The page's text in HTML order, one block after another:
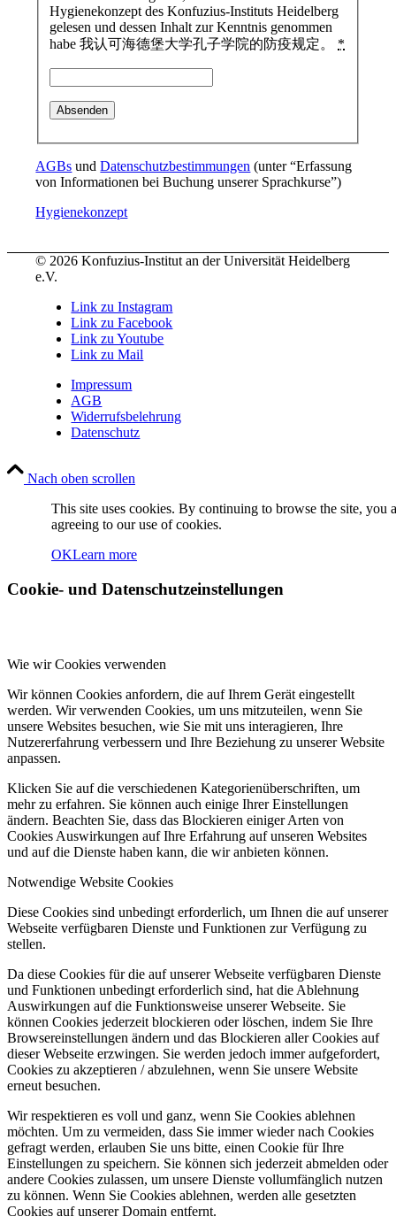
Hygienekonzept des Konfuzius-Instituts Heidelberg
gelesen und dessen Inhalt zur Kenntnis genommen
habe 我认可海德堡大学孔子学院的防疫规定。 *
AGBs undDatenschutzbestimmungen (unter “Erfassung
von Informationen bei Buchung unserer Sprachkurse”)
Hygienekonzept
© 2026 Konfuzius-Institut an der Universität Heidelberg
e.V.
Link zu Instagram
Link zu Facebook
Link zu Youtube
Link zu Mail
Impressum
AGB
Widerrufsbelehrung
Datenschutz
Nach oben scrollen
This site uses cookies. By continuing to browse the site, you
agreeing to our use of cookies.
OKLearn more
Cookie- und Datenschutzeinstellungen
Wie wir Cookies verwenden
Wir können Cookies anfordern, die auf Ihrem Gerät eingestellt
werden. Wir verwenden Cookies, um uns mitzuteilen, wenn Sie
unsere Websites besuchen, wie Sie mit uns interagieren, Ihre
Nutzererfahrung verbessern und Ihre Beziehung zu unserer Website
anpassen.
Klicken Sie auf die verschiedenen Kategorienüberschriften, um
mehr zu erfahren. Sie können auch einige Ihrer Einstellungen
ändern. Beachten Sie, dass das Blockieren einiger Arten von
Cookies Auswirkungen auf Ihre Erfahrung auf unseren Websites
und auf die Dienste haben kann, die wir anbieten können.
Notwendige Website Cookies
Diese Cookies sind unbedingt erforderlich, um Ihnen die auf unserer
Webseite verfügbaren Dienste und Funktionen zur Verfügung zu
stellen.
Da diese Cookies für die auf unserer Webseite verfügbaren Dienste
und Funktionen unbedingt erforderlich sind, hat die Ablehnung
Auswirkungen auf die Funktionsweise unserer Webseite. Sie
können Cookies jederzeit blockieren oder löschen, indem Sie Ihre
Browsereinstellungen ändern und das Blockieren aller Cookies auf
dieser Webseite erzwingen. Sie werden jedoch immer aufgefordert,
Cookies zu akzeptieren / abzulehnen, wenn Sie unsere Website
erneut besuchen.
Wir respektieren es voll und ganz, wenn Sie Cookies ablehnen
möchten. Um zu vermeiden, dass Sie immer wieder nach Cookies
gefragt werden, erlauben Sie uns bitte, einen Cookie für Ihre
Einstellungen zu speichern. Sie können sich jederzeit abmelden oder
andere Cookies zulassen, um unsere Dienste vollumfänglich nutzen
zu können. Wenn Sie Cookies ablehnen, werden alle gesetzten
Cookies auf unserer Domain entfernt.